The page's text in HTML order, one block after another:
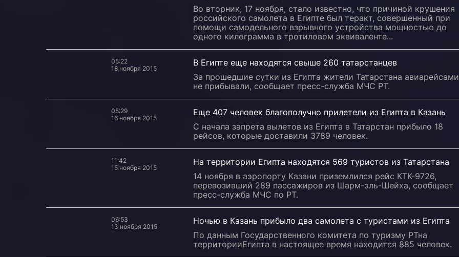
Во вторник, 17 ноября, стало известно, что причиной крушения
российского самолета в Египте был теракт, совершенный при
помощи самодельного взрывного устройства мощностью до
одного килограмма в тротиловом эквиваленте...
05:22
18 ноября 2015
В Египте еще находятся свыше 260 татарстанцев
За прошедшие сутки из Египта жители Татарстана авиарейсами
не прибывали, сообщает пресс-служба МЧС РТ.
05:29
16 ноября 2015
Еще 407 человек благополучно прилетели из Египта в Казань
С начала запрета вылетов из Египта в Татарстан прибыло 18
рейсов, которые доставили 3789 человек.
11:42
15 ноября 2015
На территории Египта находятся 569 туристов из Татарстана
14 ноября в аэропорту Казани приземлился рейс КТК-9726,
перевозивший 289 пассажиров из Шарм-эль-Шейха, сообщает
пресс-служба МЧС по РТ.
06:53
13 ноября 2015
Ночью в Казань прибыло два самолета с туристами из Египта
По данным Государственного комитета по туризму РТна
территорииЕгипта в настоящее время находится 885 человек.